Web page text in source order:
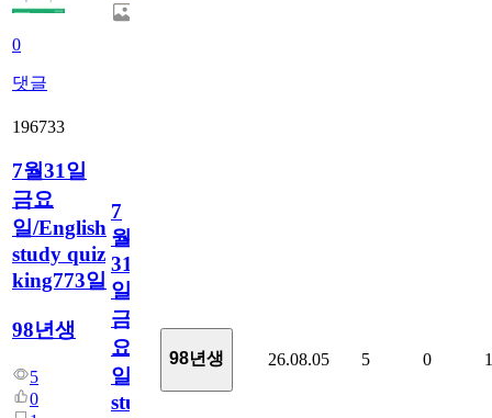
0
댓글
196733
7월31일
금요
일/English
study quiz
king773일
98년생
5
0
7
월
31
일
금
요
일/English
study
98년생 26.08.05 5 0 1